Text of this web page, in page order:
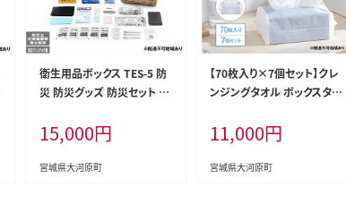
衛生用品ボックス TES-5 防
災 防災グッズ 防災セット ト
口腔ケア アイリスオーヤマ
防災士監修 災害備蓄管理士
監修
15,000円
宮城県大河原町
【70枚入り×7個セット】クレ
ンジングタオル ボックスタイ
拭き取り 厚手 タオル フェイ
スタオル 洗顔 猫 アイリスオ
ーヤマ 高吸水力
11,000円
宮城県大河原町